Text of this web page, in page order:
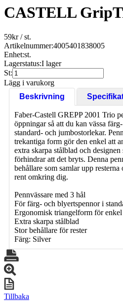
CASTELL
59kr/ st.
Artikelnummer:4005401838005
Enhet:st.
Lagerstatus:I lager
St:
Lägg i varukorg
Beskrivning
Faber-Castell GREPP 2001 Trio
öppningar så att du kan vässa
standard- och jumbostorlekar.
trekantiga form gör den enkel att
extra skarpa stålblad och
förhindrar att det bryts. Denna
behållare som samlar upp
rent omkring dig.
Pennvässare med 3 hål
För färg- och blyertspennor i
Ergonomisk triangelform för
Extra skarpa stålblad
Stor behållare för rester
Färg: Silver
Tillbaka